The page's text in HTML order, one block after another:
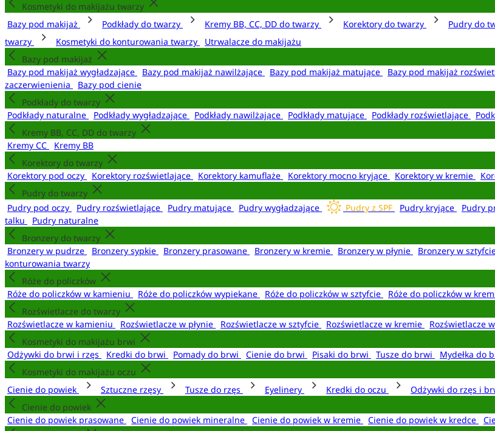
Kosmetyki do makijażu twarzy
Bazy pod makijaż
Podkłady do twarzy Kremy BB, CC, DD do twarzy Korektory do twarzy Pudry do
twarzy
Kosmetyki do konturowania twarzy
Utrwalacze do makijażu
Bazy pod makijaż
Bazy pod makijaż wygładzające
Bazy pod makijaż nawilżające Bazy pod makijaż matujące Bazy pod makijaż
zaczerwienienia
Bazy pod cienie
Podkłady do twarzy
Podkłady naturalne
Podkłady wygładzające Podkłady nawilżające Podkłady matujące Podkłady rozświetlające
Kremy BB, CC, DD do twarzy
Kremy CC
Kremy BB
Korektory do twarzy
Korektory pod oczy
Korektory rozświetlające Korektory kamuflaże Korektory mocno kryjące Korektory w kremie
Pudry do twarzy
Pudry pod oczy
Pudry rozświetlające Pudry matujące Pudry wygładzające Pudry z SPF Pudry kryjące Pudry
talku
Pudry naturalne
Bronzery do twarzy
Bronzery w pudrze
Bronzery sypkie Bronzery prasowane Bronzery w kremie Bronzery w płynie Bronzery w
konturowania twarzy
Róże do policzków
Róże do policzków w kamieniu
Róże do policzków wypiekane Róże do policzków w sztyfcie Róże do policzków w
Rozświetlacze do twarzy
Rozświetlacze w kamieniu
Rozświetlacze w płynie Rozświetlacze w sztyfcie Rozświetlacze w kremie Rozświetlacze
Kosmetyki do makijażu brwi
Odżywki do brwi i rzęs
Kredki do brwi Pomady do brwi Cienie do brwi Pisaki do brwi Tusze do brwi Mydełka do
Kosmetyki do makijażu oczu
Cienie do powiek
Sztuczne rzęsy Tusze do rzęs Eyelinery Kredki do oczu
Odżywki do rzęs i
Cienie do powiek
Cienie do powiek prasowane
Cienie do powiek mineralne Cienie do powiek w kremie Cienie do powiek w kredce